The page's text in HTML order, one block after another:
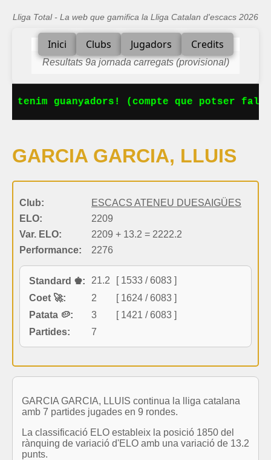
Lliga Total - La web que gamifica la Lliga Catalan d'escacs 2026
Inici Clubs Jugadors Credits
Resultats 9a jornada carregats (provisional)
tenim guanyadors! (compte que potser
GARCIA GARCIA, LLUIS
Club:
ESCACS ATENEU DUESAIGÜES
ELO:
2209
Var. ELO:
2209 + 13.2 = 2222.2
Performance:
2276
Standard ♚: 21.2
[ 1533 / 6083 ]
Coet 🚀:
2
[ 1624 / 6083 ]
Patata 🥔:
3
[ 1421 / 6083 ]
Partides:
7
GARCIA GARCIA, LLUIS continua la lliga catalana
amb 7 partides jugades en 9 rondes.
La classificació ELO estableix la posició 1850 del
rànquing de variació d'ELO amb una variació de 13.2
punts.